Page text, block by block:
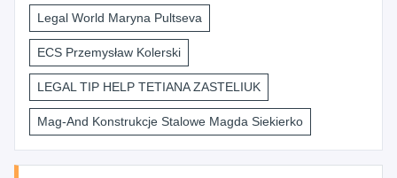
Legal World Maryna Pultseva
ECS Przemysław Kolerski
LEGAL TIP HELP TETIANA ZASTELIUK
Mag-And Konstrukcje Stalowe Magda Siekierko